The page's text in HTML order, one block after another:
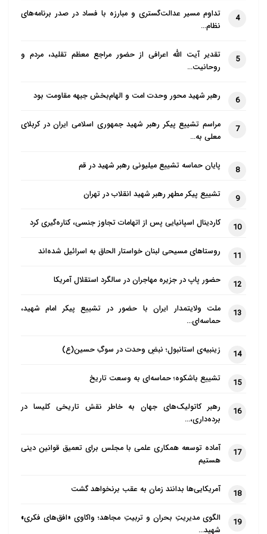
آمیخته با عبادت پدید آمده است.
وی گفت: تعداد زیادی از هنرمندان از هنر استفاده می
کنند در حالی که هیچ هدفی ندارند، در حالی که هنر دارای
کشیش میگوئل پرازو از دیگر اساتید این نشست با تشکر از
بین طرفین گفت: هنر به معنی زیبایی است و می تواند
همین نکته سبب می شود هنر دریچه ای به سوی معنویات
برای انسان ها باز کند و حتی افرادی که اعتقادی به خداوند
اینکه زبان هنر که همان زبان زیبایی است بسیار رساتر و
متقاعد کننده تر از بیان حقیقت و ارزش ها در قالب
جملات و قانون ها است گفت: با استفاده از هنر می توان
پاسخگویی به نیازهای جسمی خود انجام می دهد مشترک
است اما هنر فراتر از نیازهای جسمانی است و این نشان
دهنده تفاوت انسان و حیوان است.
طلبی دلیلی برای اثبات روح داشتن انسان است و ارتباط
انسان خاکی با خداوند بلند مرتبه چگونه امکان پذیر است؟
گفت: ما نمی توانیم بی واسطه با خداوند ارتباط داشته
4
تداوم مسیر عدالت‌گستری و مبارزه با فساد در صدر برنامه‌های
نظام…
5
تقدیر آیت الله اعرافی از حضور مراجع معظم تقلید، مردم و
روحانیت…
6 رهبر شهید محور وحدت امت و الهام‌بخش جبهه مقاومت بود
7
مراسم تشییع پیکر رهبر شهید جمهوری اسلامی ایران در کربلای
معلی به…
8 پایان حماسه تشییع میلیونی رهبر شهید در قم
9 تشییع پیکر مطهر رهبر شهید انقلاب در تهران
10 کاردینال اسپانیایی پس از اتهامات تجاوز جنسی، کناره‌گیری کرد
11 روستاهای مسیحی لبنان خواستار الحاق به اسرائیل شده‌اند
12 حضور پاپ در جزیره مهاجران در سالگرد استقلال آمریکا
13
ملت ولایتمدار ایران با حضور در تشییع پیکر امام شهید،
حماسه‌ای…
14 زینبیه‌ی استانبول؛ نبضِ وحدت در سوگِ حسین(ع)
15 تشییع باشکوه؛ حماسه‌ای به وسعت تاریخ
16
رهبر کاتولیک‌های جهان به خاطر نقش تاریخی کلیسا در
برده‌داری،…
17
آماده توسعه همکاری علمی با مجلس برای تعمیق قوانین دینی
هستیم
18 آمریکایی‌ها بدانند زمان به عقب برنخواهد گشت
19
الگوی مدیریتِ بحران و تربیتِ مجاهد؛ واکاوی «افق‌های فکری»
شهید…